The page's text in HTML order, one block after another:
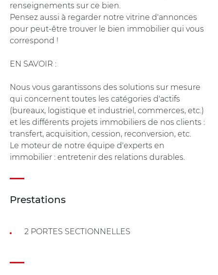
renseignements sur ce bien.
Pensez aussi à regarder notre vitrine d'annonces
pour peut-être trouver le bien immobilier qui vous
correspond !
EN SAVOIR :
Nous vous garantissons des solutions sur mesure
qui concernent toutes les catégories d'actifs
(bureaux, logistique et industriel, commerces, etc.)
et les différents projets immobiliers de nos clients :
transfert, acquisition, cession, reconversion, etc.
Le moteur de notre équipe d'experts en
immobilier : entretenir des relations durables.
Prestations
2 PORTES SECTIONNELLES